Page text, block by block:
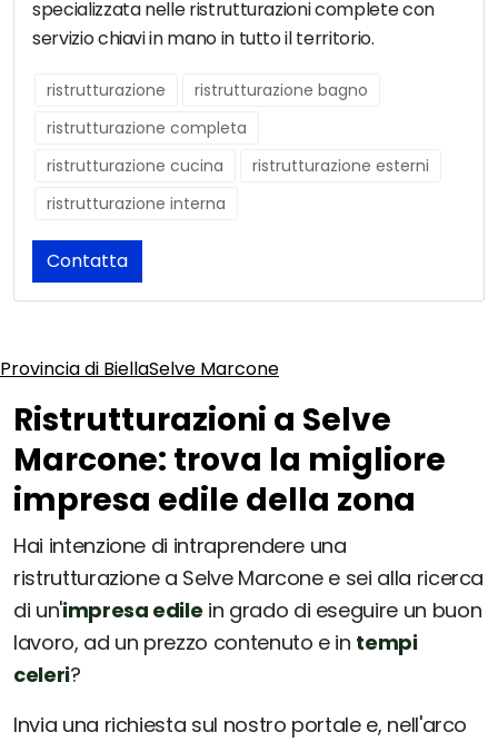
specializzata nelle ristrutturazioni complete con
servizio chiavi in mano in tutto il territorio.
ristrutturazione
ristrutturazione bagno
ristrutturazione completa
ristrutturazione cucina
ristrutturazione esterni
ristrutturazione interna
Contatta
Provincia di BiellaSelve Marcone
Ristrutturazioni a Selve
Marcone: trova la migliore
impresa edile della zona
Hai intenzione di intraprendere una
ristrutturazione a Selve Marcone e sei alla ricerca
di un'impresa edile in grado di eseguire un buon
lavoro, ad un prezzo contenuto e in tempi
celeri?
Invia una richiesta sul nostro portale e, nell'arco